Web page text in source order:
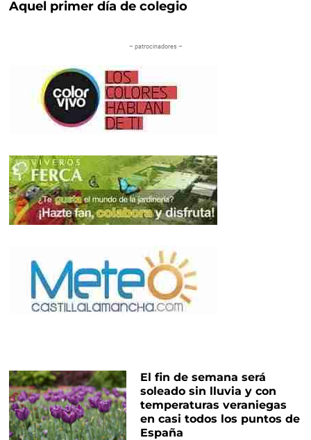
Aquel primer día de colegio
– patrocinadores –
El fin de semana será
soleado sin lluvia y con
temperaturas veraniegas
en casi todos los puntos de
España